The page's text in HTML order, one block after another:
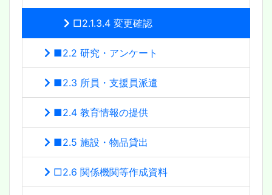
□2.1.3.4 変更確認
■2.2 研究・アンケート
■2.3 所員・支援員派遣
■2.4 教育情報の提供
■2.5 施設・物品貸出
□2.6 関係機関等作成資料